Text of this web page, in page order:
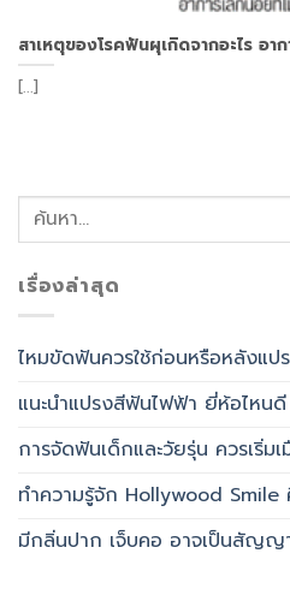
สาเหตุของโรคฟันผุเกิดจากอะไร อา
[...]
เรื่องล่าสุด
ไหมขัดฟันควรใช้ก่อนหรือหลังแป
แนะนำแปรงสีฟันไฟฟ้า ยี่ห้อไหน
การจัดฟันเด็กและวัยรุ่น ควรเริ่มเ
ทำความรู้จัก Hollywood Smile
มีกลิ่นปาก เจ็บคอ อาจเป็นสัญญ